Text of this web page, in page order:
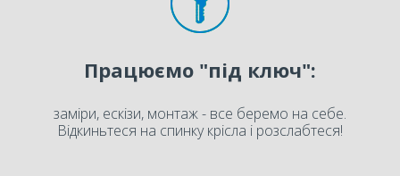
Працюємо "під ключ":
заміри, ескізи, монтаж - все беремо на себе.
Відкиньтеся на спинку крісла і розслабтеся!